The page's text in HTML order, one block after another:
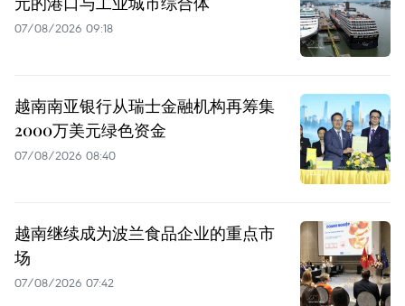
07/08/2026 09:18
越南南亚银行从瑞士金融机构再筹集
2000万美元绿色资金
07/08/2026 08:40
越南继续成为波兰食品企业的重点市
场
07/08/2026 07:42